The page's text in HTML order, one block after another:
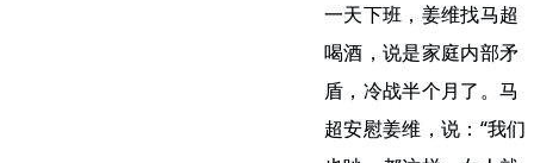
一天下班，姜维找马超
喝酒，说是家庭内部矛
盾，冷战半个月了。马
超安慰姜维，说：“我们